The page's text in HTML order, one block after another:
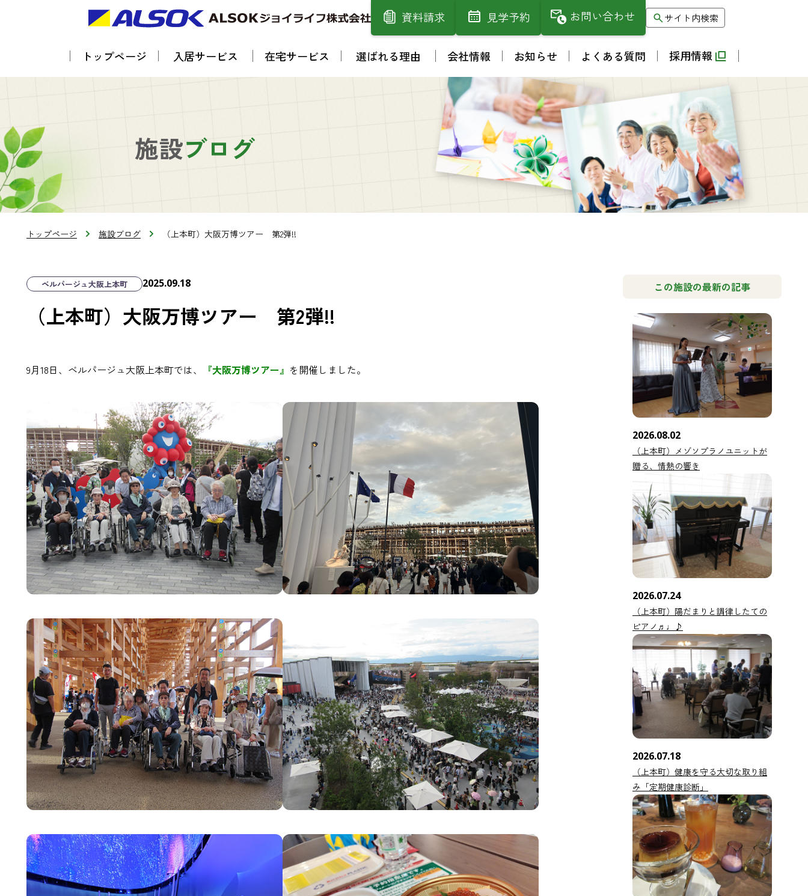
資料請求 見学予約 お問い合わせ サイト内検索
トップページ 入居サービス 在宅サービス 選ばれる理由 会社情報 お知らせ よくある質問 採用情報
施設ブログ
トップページ 施設ブログ （上本町）大阪万博ツアー 第2弾!!
ベルパージュ大阪上本町 2025.09.18
（上本町）大阪万博ツアー 第2弾!!
9月18日、ベルパージュ大阪上本町では、 『大阪万博ツアー』 を開催しました。
この施設の最新の記事
2026.08.02
（上本町）メゾソプラノユニットが
贈る、情熱の響き
2026.07.24
（上本町）陽だまりと調律したての
ピアノ♬♩♪
2026.07.18
（上本町）健康を守る大切な取り組
み「定期健康診断」